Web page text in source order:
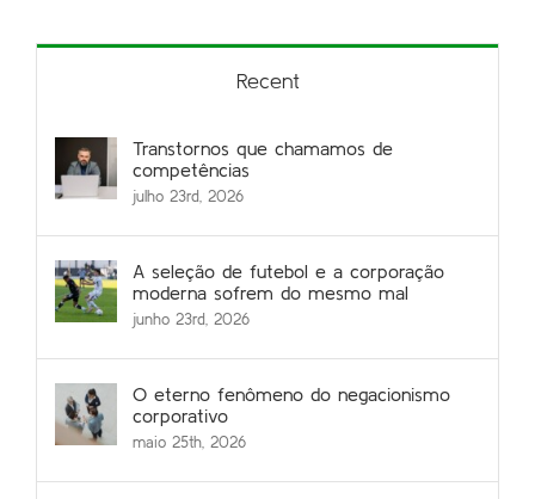
Recent
Transtornos que chamamos de
competências
julho 23rd, 2026
A seleção de futebol e a corporação
moderna sofrem do mesmo mal
junho 23rd, 2026
O eterno fenômeno do negacionismo
corporativo
maio 25th, 2026